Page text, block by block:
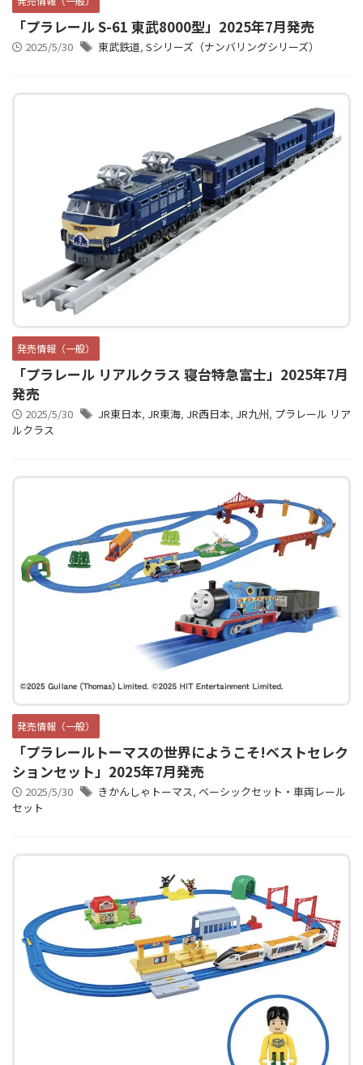
クルーズトレインDXシリーズ シンカリオンDVD
レールと情景
京急電鉄 京成電鉄グループ 京阪電車
伊豆急行 国鉄 大阪メトロ 富士急行
小田急電鉄 新幹線 東京メトロ
東急電鉄 東武鉄道
蒸気機関車
「プラレール S-61 東武8000型」2025年7月発売
2025/5/30 東武鉄道, Sシリーズ（ナンバリングシリーズ）
発売情報（一般）
「プラレール リアルクラス 寝台特急富士」2025年7月
発売
2025/5/30 JR東日本, JR東海, JR西日本, JR九州, プラレール リア
ルクラス
発売情報（一般）
「プラレールトーマスの世界にようこそ!ベストセレク
ションセット」2025年7月発売
2025/5/30 きかんしゃトーマス, ベーシックセット・車両レール
セット